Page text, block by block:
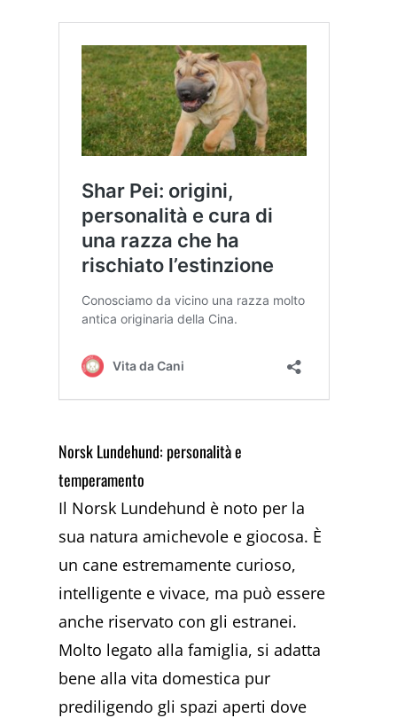
Norsk Lundehund: personalità e
temperamento
Il Norsk Lundehund è noto per la
sua natura amichevole e giocosa. È
un cane estremamente curioso,
intelligente e vivace, ma può essere
anche riservato con gli estranei.
Molto legato alla famiglia, si adatta
bene alla vita domestica pur
prediligendo gli spazi aperti dove